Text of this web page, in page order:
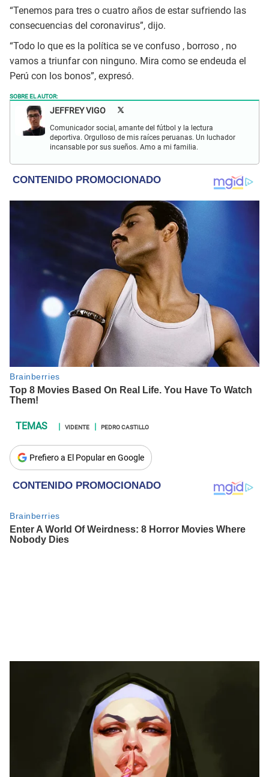
“Tenemos para tres o cuatro años de estar sufriendo las
consecuencias del coronavirus”, dijo.
“Todo lo que es la política se ve confuso , borroso , no
vamos a triunfar con ninguno. Mira como se endeuda el
Perú con los bonos”, expresó.
SOBRE EL AUTOR:
JEFFREY VIGO
Comunicador social, amante del fútbol y la lectura
deportiva. Orgulloso de mis raíces peruanas. Un luchador
incansable por sus sueños. Amo a mi familia.
VIDENTE PEDRO CASTILLO
Prefiero a El Popular en Google